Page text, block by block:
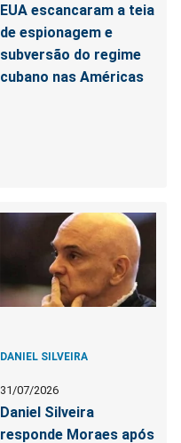
EUA escancaram a teia
de espionagem e
subversão do regime
cubano nas Américas
DANIEL SILVEIRA
31/07/2026
Daniel Silveira
responde Moraes após